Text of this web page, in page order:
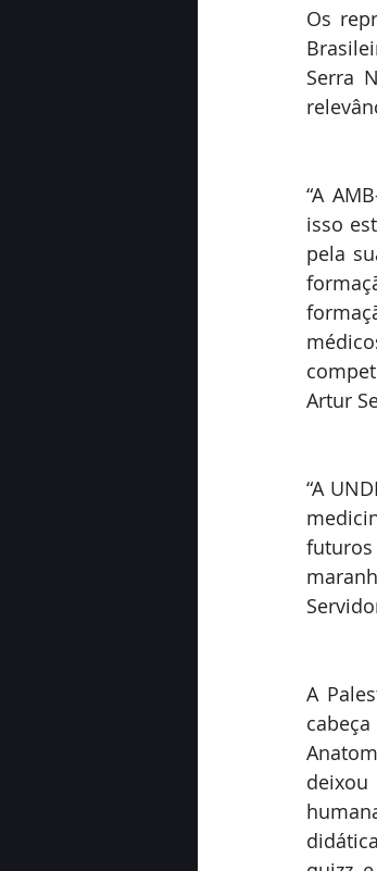
Os
Serra
“A
isso
pela
Artur
“A
futuros
A